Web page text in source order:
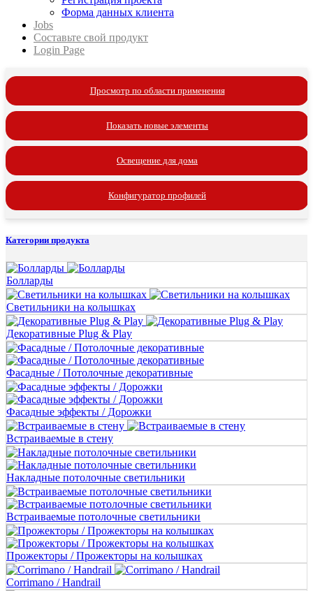
Форма данных клиента
Jobs
Составьте свой продукт
Login Page
Просмотр по области применения
Показать новые элементы
Освещение для дома
Конфигуратор профилей
Категории продукта
Болларды
Светильники на колышках
Декоративные Plug & Play
Фасадные / Потолочные декоративные
Фасадные эффекты / Дорожки
Встраиваемые в стену
Накладные потолочные светильники
Встраиваемые потолочные светильники
Прожекторы / Прожекторы на колышках
Corrimano / Handrail